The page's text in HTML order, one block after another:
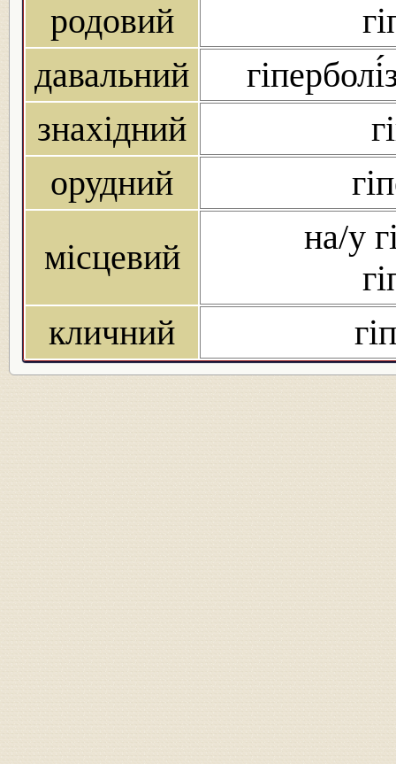
родовий
давальний
знахідний
орудний
місцевий
на/у
кличний